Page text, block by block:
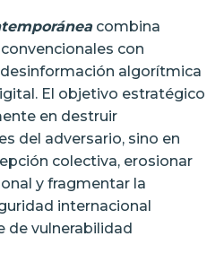
combina
con
algorítmica
El objetivo estratégico
en destruir
del adversario, sino en
colectiva, erosionar
y fragmentar la
internacional
de vulnerabilidad